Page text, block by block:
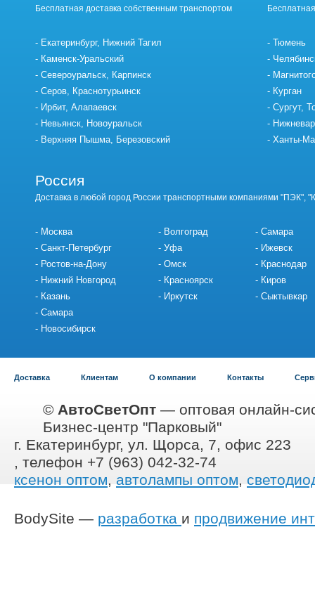
Бесплатная доставка собственным транспортом
Екатеринбург, Нижний Тагил
Каменск-Уральский
Североуральск, Карпинск
Серов, Краснотурьинск
Ирбит, Алапаевск
Невьянск, Новоуральск
Верхняя Пышма, Березовский
Тюмень
Курган
Сургут,
Ханты-
Россия
Доставка в любой город России транспортными компаниями "ПЭК",
Москва
Санкт-Петербург
Ростов-на-Дону
Нижний Новгород
Казань
Самара
Новосибирск
Волгоград
Уфа
Омск
Красноярск
Иркутск
Самара
Ижевск
Краснодар
Киров
Сыктывкар
Доставка Клиентам О компании Контакты
© АвтоСветОпт — оптовая онлайн-
Бизнес-центр "Парковый"
г. Екатеринбург, ул. Щорса, 7, офис 223
, телефон +7 (963) 042-32-74
ксенон оптом, автолампы оптом,
BodySite — разработка и продвижение